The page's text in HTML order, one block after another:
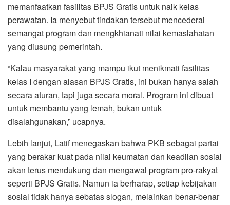
memanfaatkan fasilitas BPJS Gratis untuk naik kelas
perawatan. Ia menyebut tindakan tersebut mencederai
semangat program dan mengkhianati nilai kemaslahatan
yang diusung pemerintah.
“Kalau masyarakat yang mampu ikut menikmati fasilitas
kelas I dengan alasan BPJS Gratis, ini bukan hanya salah
secara aturan, tapi juga secara moral. Program ini dibuat
untuk membantu yang lemah, bukan untuk
disalahgunakan,” ucapnya.
Lebih lanjut, Latif menegaskan bahwa PKB sebagai partai
yang berakar kuat pada nilai keumatan dan keadilan sosial
akan terus mendukung dan mengawal program pro-rakyat
seperti BPJS Gratis. Namun ia berharap, setiap kebijakan
sosial tidak hanya sebatas slogan, melainkan benar-benar